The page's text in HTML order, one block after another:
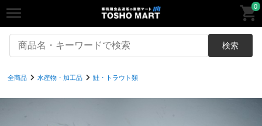
0
検索
全商品 水産物・加工品 鮭・トラウト類